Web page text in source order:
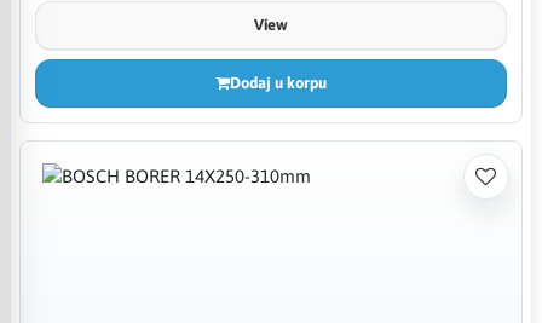
View
Dodaj u korpu